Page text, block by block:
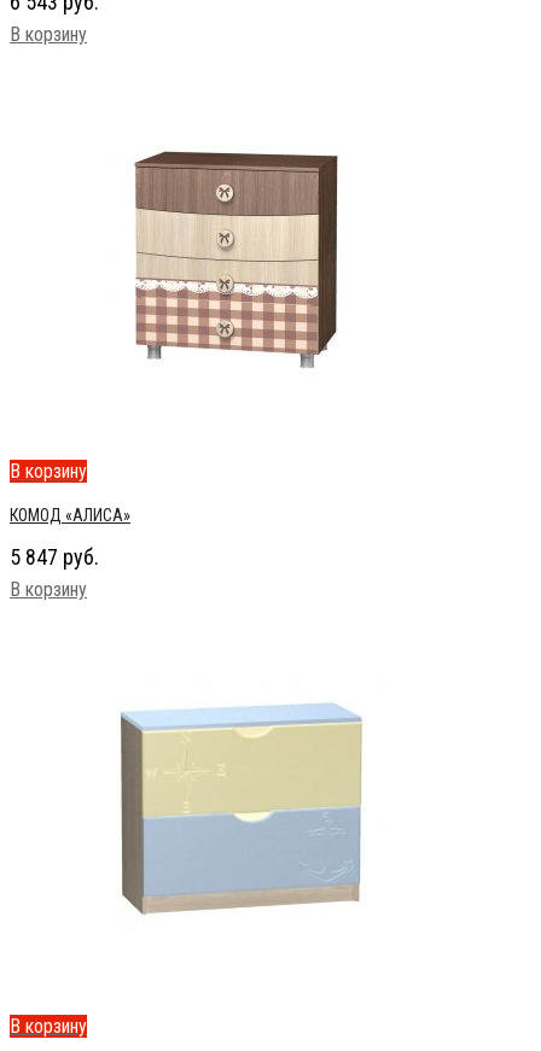
В корзину
В корзину
КОМОД «АЛИСА»
5 847 руб.
В корзину
В корзину